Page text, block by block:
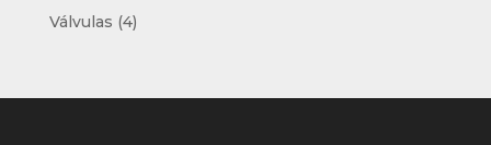
Válvulas 44